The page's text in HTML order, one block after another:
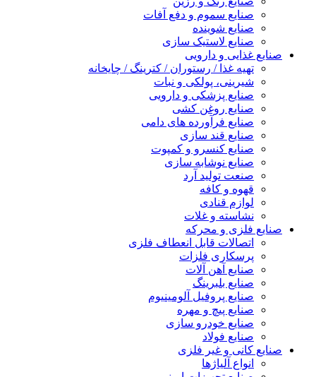
صنایع سموم و دفع آفات
صنایع شوینده
صنایع لاستیک سازی
صنایع غذایی و دارویی
تهیه غذا / رستوران / کترینگ / چایخانه
شیرینی، پولکی و نبات
صنایع پزشکی و دارویی
صنایع روغن کشی
صنایع فرآورده های دامی
صنایع قند سازی
صنایع کنسرو و کمپوت
صنایع نوشابه سازی
صنعت تولید آرد
قهوه و کافه
لوازم قنادی
نشاسته و غلات
صنایع فلزی و محرکه
اتصالات قابل انعطاف فلزی
پرسکاری فلزات
صنایع آهن آلات
صنایع بلبرینگ
صنایع پروفیل آلومینیوم
صنایع پیچ و مهره
صنایع خودرو سازی
صنایع فولاد
صنایع کانی و غیر فلزی
انواع آلياژها